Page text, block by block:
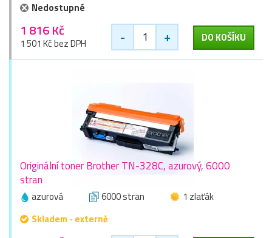
Nedostupné
1 816 Kč
1 501 Kč bez DPH - + DO KOŠÍKU
Originální toner Brother TN-328C, azurový, 6000
stran
azurová 6000 stran
1 zlaťák
Skladem - externě